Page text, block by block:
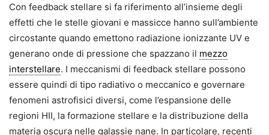
Con feedback stellare si fa riferimento all’insieme degli
effetti che le stelle giovani e massicce hanno sull’ambiente
circostante quando emettono radiazione ionizzante UV e
generano onde di pressione che spazzano il mezzo
interstellare. I meccanismi di feedback stellare possono
essere quindi di tipo radiativo o meccanico e governare
fenomeni astrofisici diversi, come l’espansione delle
regioni HII, la formazione stellare e la distribuzione della
materia oscura nelle galassie nane. In particolare, recenti